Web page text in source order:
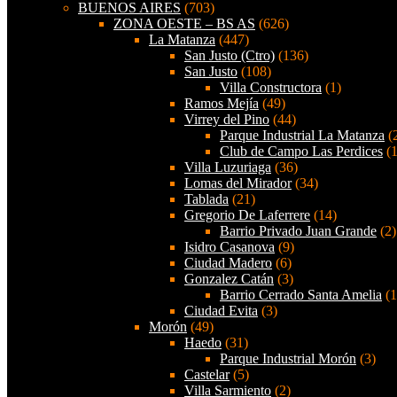
BUENOS AIRES (703)
ZONA OESTE – BS AS (626)
La Matanza (447)
San Justo (Ctro) (136)
San Justo (108)
Villa Constructora (1)
Ramos Mejía (49)
Virrey del Pino (44)
Parque Industrial La Matanza
Club de Campo Las Perdices
Villa Luzuriaga (36)
Lomas del Mirador(34)
Tablada (21)
Gregorio De Laferrere (14)
Barrio Privado Juan Grande (2)
Isidro Casanova (9)
Ciudad Madero (6)
Gonzalez Catán (3)
Barrio Cerrado Santa Amelia
Ciudad Evita (3)
Morón (49)
Haedo (31)
Parque Industrial Morón (3)
Castelar(5)
Villa Sarmiento (2)